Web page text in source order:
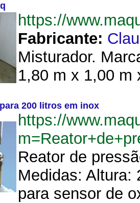
https://
Fabricante:
Misturador.
1,80 m x 1,00 m
200 litros em inox
https://
Reator de
Medidas: Altura:
para sensor de